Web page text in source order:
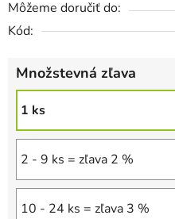
Môžeme doručiť do:
Kód:
Množstevná zľava
1 ks
2 - 9 ks = zľava 2 %
10 - 24 ks = zľava 3 %